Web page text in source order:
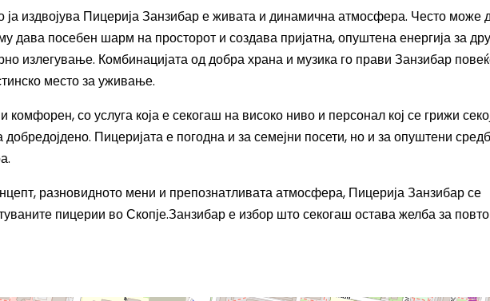
издвојува Пицерија Занзибар е живата и динамична атмосфера. Често може
дава посебен шарм на просторот и создава пријатна, опуштена енергија за
излегување. Комбинацијата од добра храна и музика го прави Занзибар
место за уживање.
со услуга која е секогаш на високо ниво и персонал кој се грижи
добредојдено. Пицеријата е погодна и за семејни посети, но и за опуштени
разновидното мени и препознатливата атмосфера, Пицерија Занзибар се
пицерии во Скопје.Занзибар е избор што секогаш остава желба за